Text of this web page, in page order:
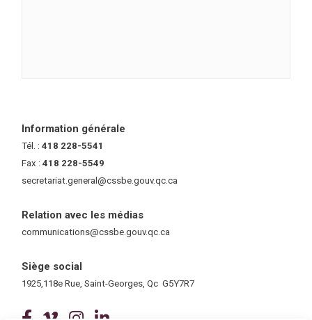
Information générale
Tél. :418 228-5541
Fax :418 228-5549
secretariat.general@cssbe.gouv.qc.ca
Relation avec les médias
communications@cssbe.gouv.qc.ca
Siège social
1925,118e Rue, Saint-Georges, Qc G5Y7R7